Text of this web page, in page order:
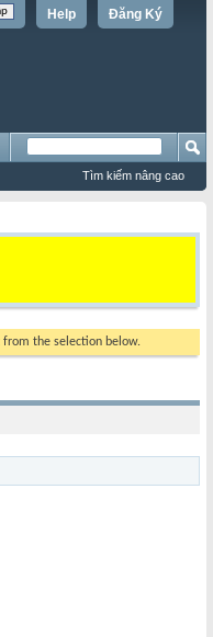
Đăng Ký
Help
Tìm kiếm nâng cao
from the selection below.